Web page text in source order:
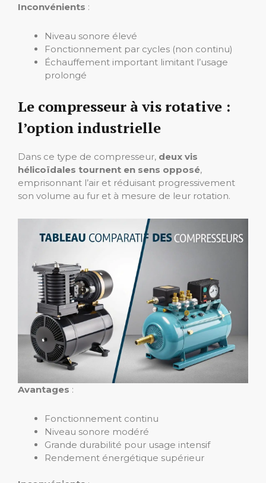
Inconvénients :
Niveau sonore élevé
Fonctionnement par cycles (non continu)
Échauffement important limitant l’usage
prolongé
Le compresseur à vis rotative :
l’option industrielle
Dans ce type de compresseur, deux vis
hélicoïdales tournent en sens opposé,
emprisonnant l’air et réduisant progressivement
son volume au fur et à mesure de leur rotation.
Avantages :
Fonctionnement continu
Niveau sonore modéré
Grande durabilité pour usage intensif
Rendement énergétique supérieur